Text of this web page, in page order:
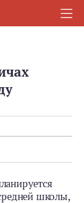
школы,